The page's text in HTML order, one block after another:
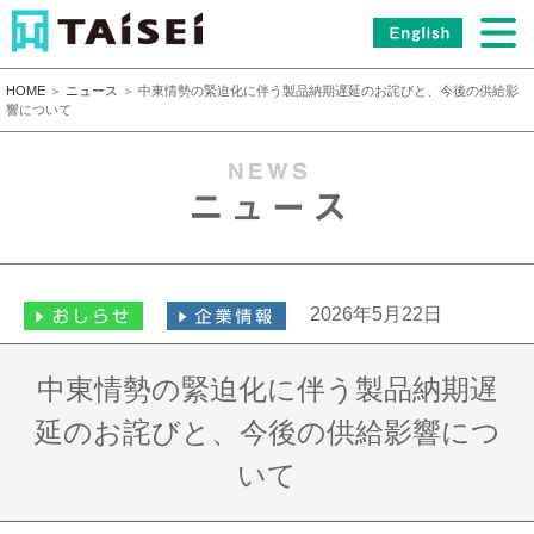
HOME ＞ ニュース
＞ 中東情勢の緊迫化に伴う製品納期遅延のお詫びと、今後の供給影
響について
2026年5月22日
中東情勢の緊迫化に伴う製品納期遅
延のお詫びと、今後の供給影響につ
いて